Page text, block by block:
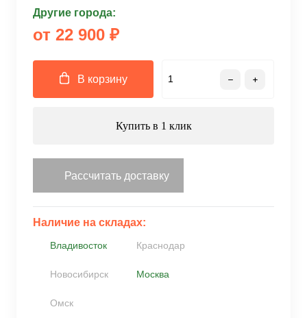
Другие города:
от 22 900 ₽
В корзину
Купить в 1 клик
Рассчитать доставку
Наличие на складах:
Владивосток Краснодар
Новосибирск Москва
Омск